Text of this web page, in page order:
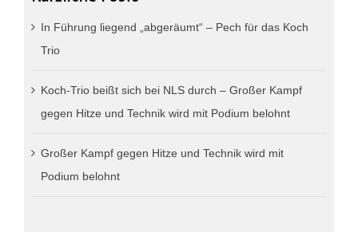
In Führung liegend „abgeräumt“ – Pech für das Koch
Trio
Koch-Trio beißt sich bei NLS durch – Großer Kampf
gegen Hitze und Technik wird mit Podium belohnt
Großer Kampf gegen Hitze und Technik wird mit
Podium belohnt